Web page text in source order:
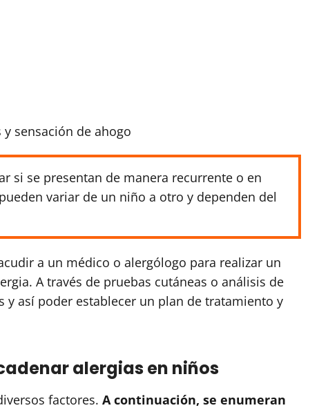
sensación de ahogo
si se presentan de manera recurrente o en
variar de un niño a otro y dependen del
a un médico o alergólogo para realizar un
A través de pruebas cutáneas o análisis de
y así poder establecer un plan de tratamiento y
alergias en niños
factores. A continuación, se enumeran